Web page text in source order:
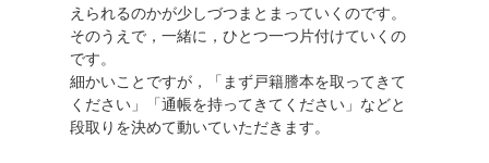
えられるのかが少しづつまとまっていくのです。
そのうえで，一緒に，ひとつ一つ片付けていくの
です。
細かいことですが，「まず戸籍謄本を取ってきて
ください」「通帳を持ってきてください」などと
段取りを決めて動いていただきます。